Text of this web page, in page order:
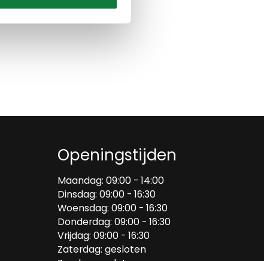
Openingstijden
Maandag: 09:00 - 14:00
Dinsdag: 09:00 - 16:30
Woensdag: 09:00 - 16:30
Donderdag: 09:00 - 16:30
Vrijdag: 09:00 - 16:30
Zaterdag: gesloten